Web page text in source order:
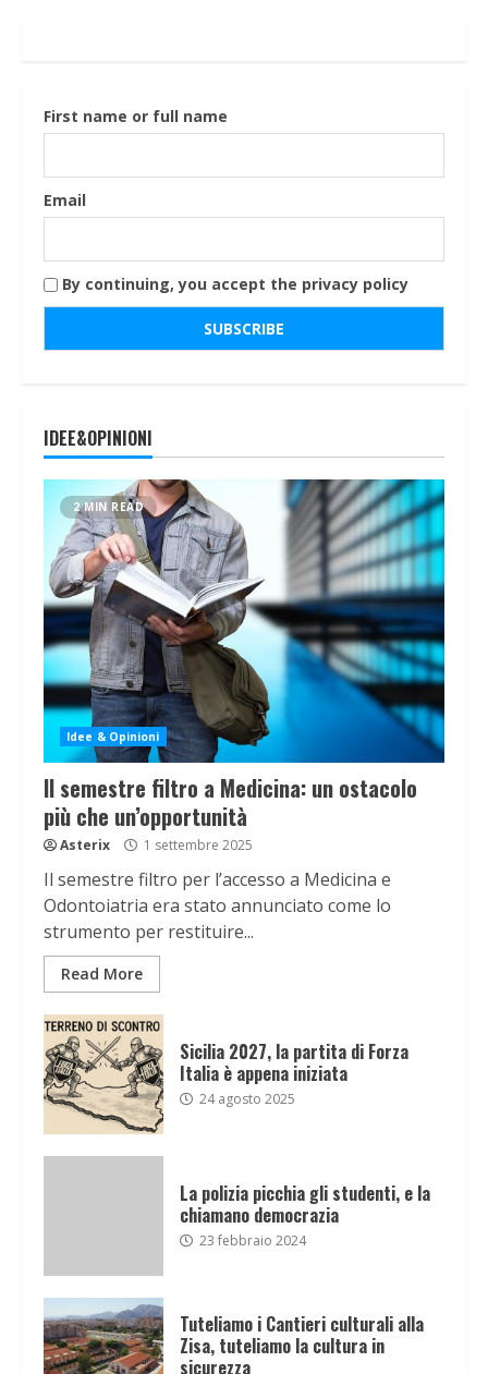
First name or full name
Email
By continuing, you accept the privacy policy
IDEE&OPINIONI
2 MIN READ
Idee & Opinioni
Il semestre filtro a Medicina: un ostacolo
più che un’opportunità
Asterix 1 settembre 2025
Il semestre filtro per l’accesso a Medicina e
Odontoiatria era stato annunciato come lo
strumento per restituire...
Read More
Sicilia 2027, la partita di Forza
Italia è appena iniziata
24 agosto 2025
La polizia picchia gli studenti, e la
chiamano democrazia
23 febbraio 2024
Tuteliamo i Cantieri culturali alla
Zisa, tuteliamo la cultura in
sicurezza